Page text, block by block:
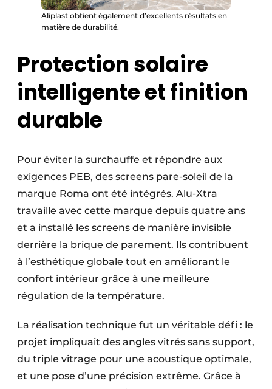
Aliplast obtient également d’excellents résultats en
matière de durabilité.
Protection solaire
intelligente et finition
durable
Pour éviter la surchauffe et répondre aux
exigences PEB, des screens pare-soleil de la
marque Roma ont été intégrés. Alu-Xtra
travaille avec cette marque depuis quatre ans
et a installé les screens de manière invisible
derrière la brique de parement. Ils contribuent
à l’esthétique globale tout en améliorant le
confort intérieur grâce à une meilleure
régulation de la température.
La réalisation technique fut un véritable défi : le
projet impliquait des angles vitrés sans support,
du triple vitrage pour une acoustique optimale,
et une pose d’une précision extrême. Grâce à